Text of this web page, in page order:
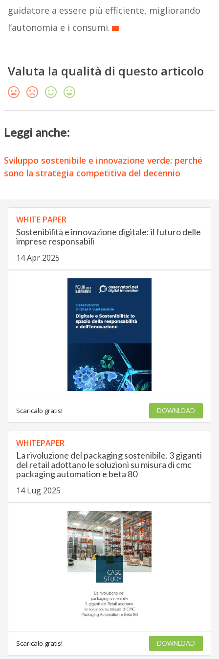
guidatore a essere più efficiente, migliorando
l’autonomia e i consumi.
Valuta la qualità di questo articolo
Leggi anche:
Sviluppo sostenibile e innovazione verde: perché
sono la strategia competitiva del decennio
WHITE PAPER
Sostenibilità e innovazione digitale: il futuro delle
imprese responsabili
14 Apr 2025
Scaricalo gratis! DOWNLOAD
WHITEPAPER
La rivoluzione del packaging sostenibile. 3 giganti
del retail adottano le soluzioni su misura di cmc
packaging automation e beta 80
14 Lug 2025
Scaricalo gratis! DOWNLOAD